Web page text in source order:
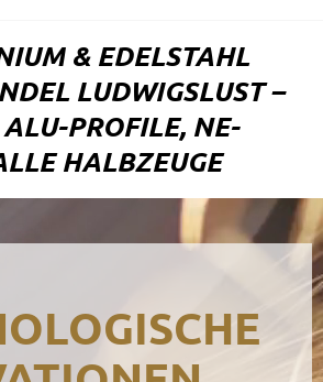
& EDELSTAHL
LUDWIGSLUST – B
PROFILE, NE-M
HALBZEUGE